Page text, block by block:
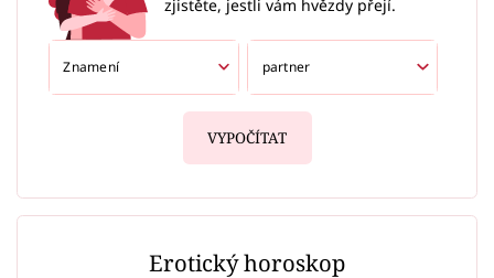
zjistěte, jestli vám hvězdy přejí.
VYPOČÍTAT
Erotický horoskop